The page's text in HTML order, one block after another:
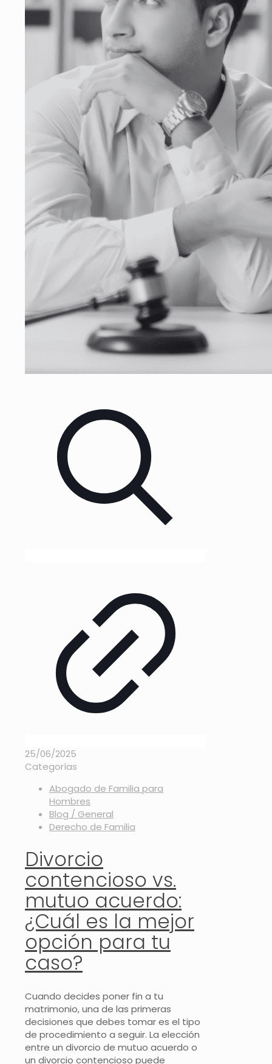
25/06/2025
Categorías
Abogado de Familia para
Hombres
Blog / General
Derecho de Familia
Divorcio
contencioso vs.
mutuo acuerdo:
¿Cuál es la mejor
opción para tu
caso?
Cuando decides poner fin a tu
matrimonio, una de las primeras
decisiones que debes tomar es el tipo
de procedimiento a seguir. La elección
entre un divorcio de mutuo acuerdo o
un divorcio contencioso puede